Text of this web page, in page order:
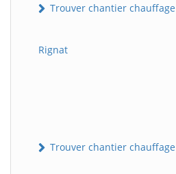
Trouver chantier
Rignat
Trouver chantier